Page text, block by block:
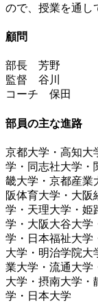
ので、授業を通し
顧問
部長 芳野
監督 谷川
コーチ 保田
部員の主な進路
京都大学・高知大
学・同志社大学・
畿大学・京都産業
阪体育大学・大阪
学・天理大学・姫
学・大阪大谷大学
学・日本福祉大学
大学・明治学院大
業大学・流通大学
大学・摂南大学・
学・日本大学